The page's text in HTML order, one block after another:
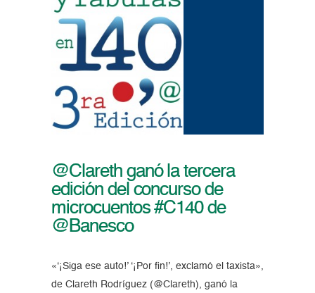
@Clareth ganó la tercera
edición del concurso de
microcuentos #C140 de
@Banesco
«‘¡Siga ese auto!’ ‘¡Por fin!’, exclamó el taxista»,
de Clareth Rodríguez (@Clareth), ganó la